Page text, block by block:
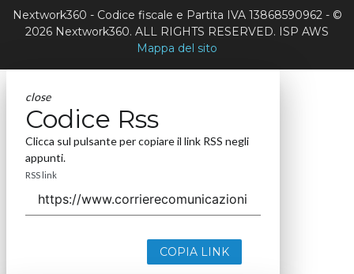
Nextwork360 - Codice fiscale e Partita IVA 13868590962 - ©
2026 Nextwork360. ALL RIGHTS RESERVED. ISP AWS
Mappa del sito
close
Codice Rss
Clicca sul pulsante per copiare il link RSS negli
appunti.
RSS link
COPIA LINK